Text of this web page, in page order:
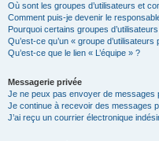
Où sont les groupes d’utilisateurs et
Comment puis-je devenir le
Pourquoi certains groupes
Qu’est-ce qu’un « groupe d’utilisateurs
Qu’est-ce que le lien « L’équipe » ?
Messagerie privée
Je ne peux pas envoyer de messages
Je continue à recevoir des messages
J’ai reçu un courrier électronique